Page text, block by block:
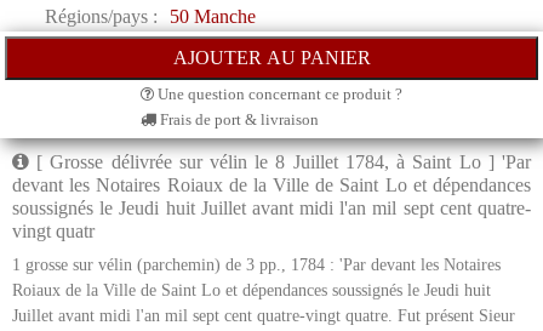
Régions/pays :
50 Manche
Une question concernant ce produit ?
Frais de port & livraison
[ Grosse délivrée sur vélin le 8 Juillet 1784, à Saint Lo ] 'Par
devant les Notaires Roiaux de la Ville de Saint Lo et dépendances
soussignés le Jeudi huit Juillet avant midi l'an mil sept cent quatre-
vingt quatr
1 grosse sur vélin (parchemin) de 3 pp., 1784 : 'Par devant les Notaires
Roiaux de la Ville de Saint Lo et dépendances soussignés le Jeudi huit
Juillet avant midi l'an mil sept cent quatre-vingt quatre. Fut présent Sieur